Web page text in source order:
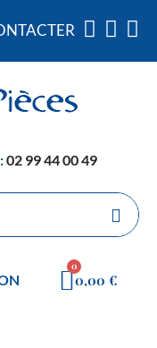
02 99 44 00 49
0,00 €